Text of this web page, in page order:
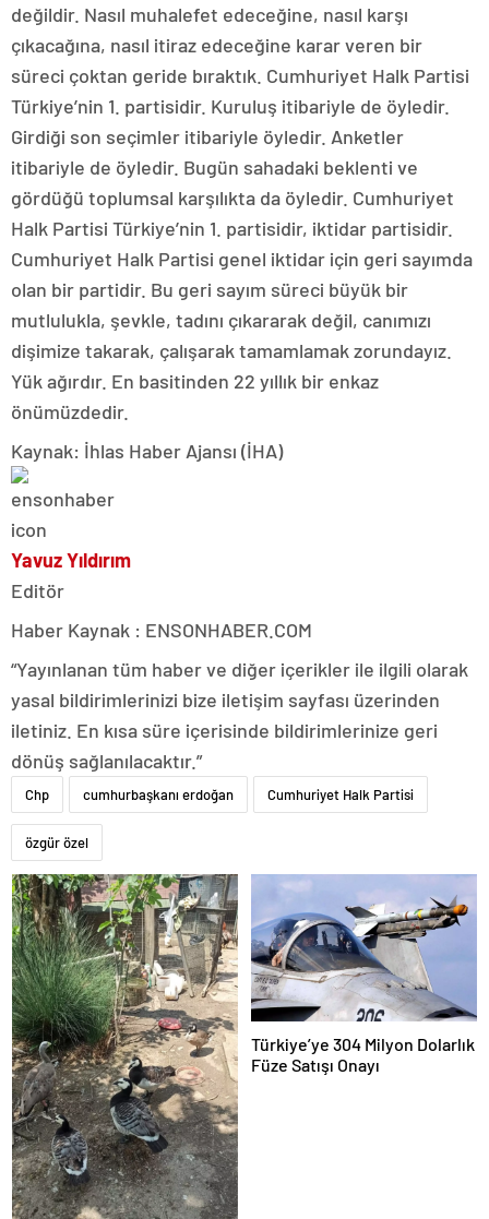
değildir. Nasıl muhalefet edeceğine, nasıl karşı
çıkacağına, nasıl itiraz edeceğine karar veren bir
süreci çoktan geride bıraktık. Cumhuriyet Halk Partisi
Türkiye’nin 1. partisidir. Kuruluş itibariyle de öyledir.
Girdiği son seçimler itibariyle öyledir. Anketler
itibariyle de öyledir. Bugün sahadaki beklenti ve
gördüğü toplumsal karşılıkta da öyledir. Cumhuriyet
Halk Partisi Türkiye’nin 1. partisidir, iktidar partisidir.
Cumhuriyet Halk Partisi genel iktidar için geri sayımda
olan bir partidir. Bu geri sayım süreci büyük bir
mutlulukla, şevkle, tadını çıkararak değil, canımızı
dişimize takarak, çalışarak tamamlamak zorundayız.
Yük ağırdır. En basitinden 22 yıllık bir enkaz
önümüzdedir.
Kaynak: İhlas Haber Ajansı (İHA)
Yavuz Yıldırım
Editör
Haber Kaynak : ENSONHABER.COM
“Yayınlanan tüm haber ve diğer içerikler ile ilgili olarak
yasal bildirimlerinizi bize iletişim sayfası üzerinden
iletiniz. En kısa süre içerisinde bildirimlerinize geri
dönüş sağlanılacaktır.”
Chp cumhurbaşkanı erdoğan Cumhuriyet Halk Partisi
özgür özel
Türkiye’ye 304 Milyon Dolarlık
Füze Satışı Onayı